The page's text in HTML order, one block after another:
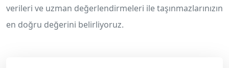
verileri ve uzman değerlendirmeleri ile taşınmazlarınızın
en doğru değerini belirliyoruz.